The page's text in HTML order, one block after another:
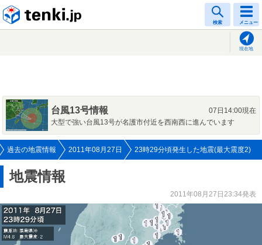
検索 メニュー
現在地
台風13号情報
07日14:00現在
大型で強い台風13号が名護市付近を西南西に進んでいます
過去の地震情報 2011年08月27日 23時29分頃発生した地震(最大震度2)
地震情報
2011年08月27日23:34発表